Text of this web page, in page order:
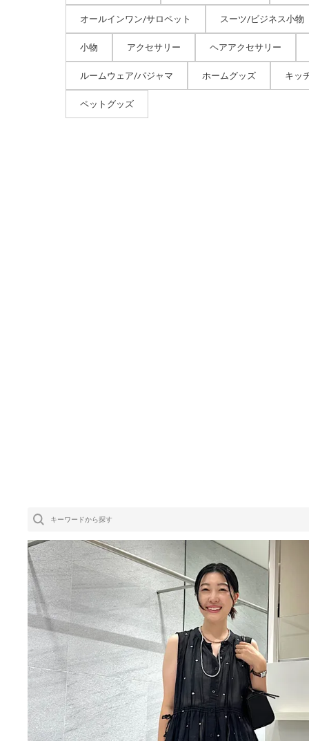
オールインワン/サロペット スーツ/ビジネス小物
小物 アクセサリー ヘアアクセサリー
ルームウェア/パジャマ ホームグッズ キッ
ペットグッズ